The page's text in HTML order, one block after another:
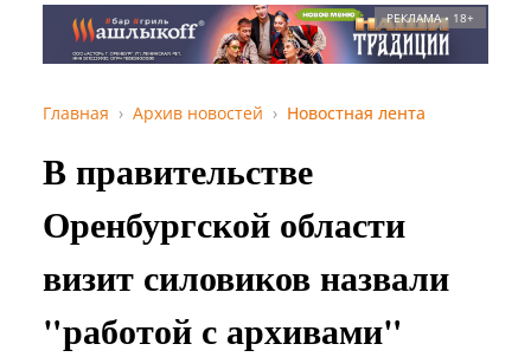
РЕКЛАМА • 18+
Главная Архив новостей Новостная лента
В правительстве
Оренбургской области
визит силовиков назвали
"работой с архивами"